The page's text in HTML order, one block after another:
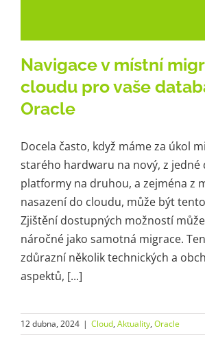
Navigace v místní
cloudu pro vaše
Oracle
Docela často, když máme za úkol
starého hardwaru na nový, z jedné
platformy na druhou, a zejména z
nasazení do cloudu, může být
Zjištění dostupných možností
náročné jako samotná migrace.
zdůrazní několik technických a
aspektů, [...]
12 dubna, 2024 | Cloud, Aktuality, Oracle